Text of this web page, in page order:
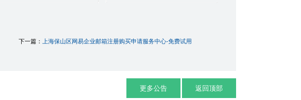
下一篇： 上海保山区网易企业邮箱注册购买申请服务中心-免费试用
更多公告 返回顶部